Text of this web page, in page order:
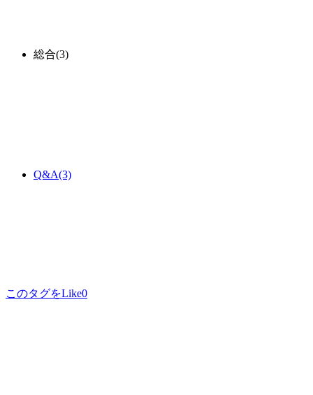
総合(3)
Q&A(3)
このタグをLike0